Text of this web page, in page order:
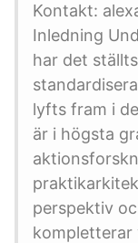
Kontakt:
Inledning
har det
lyfts fram i
är i högsta
perspektiv
kompletterar